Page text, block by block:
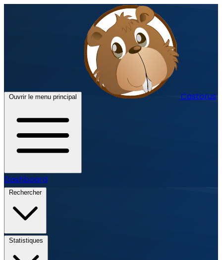
Ouvrir le menu principal Castorus
Dashboard
Rechercher
Statistiques